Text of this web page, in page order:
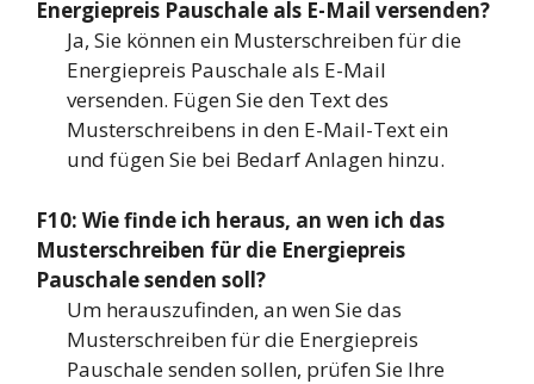
Energiepreis Pauschale als E-Mail versenden?
Ja, Sie können ein Musterschreiben für die
Energiepreis Pauschale als E-Mail
versenden. Fügen Sie den Text des
Musterschreibens in den E-Mail-Text ein
und fügen Sie bei Bedarf Anlagen hinzu.
F10: Wie finde ich heraus, an wen ich das
Musterschreiben für die Energiepreis
Pauschale senden soll?
Um herauszufinden, an wen Sie das
Musterschreiben für die Energiepreis
Pauschale senden sollen, prüfen Sie Ihre